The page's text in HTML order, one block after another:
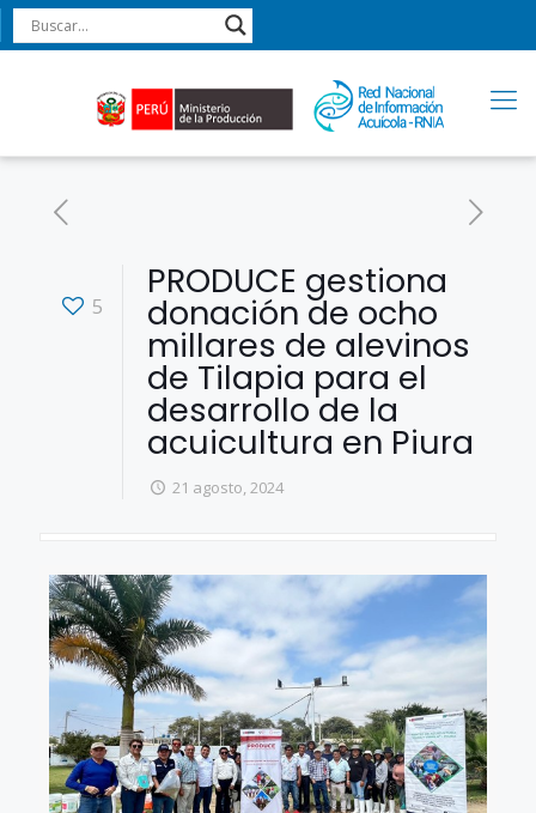
5
PRODUCE gestiona
donación de ocho
millares de alevinos
de Tilapia para el
desarrollo de la
acuicultura en Piura
21 agosto, 2024